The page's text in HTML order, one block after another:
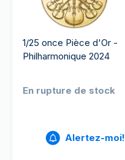
1/25 once Pièce d'Or -
Philharmonique 2024
En rupture de stock
Alertez-moi!